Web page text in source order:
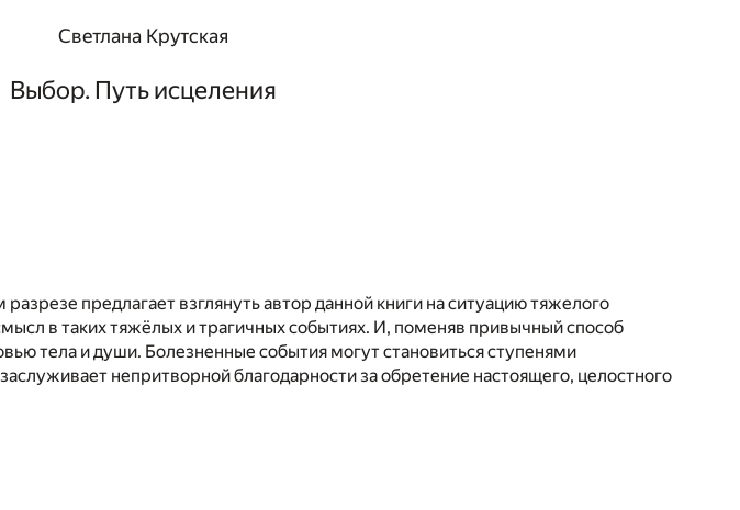
Светлана Крутская
Выбор. Путь исцеления
предлагает взглянуть автор данной книги на ситуацию тяжелого
в таких тяжёлых и трагичных событиях. И, поменяв привычный способ
тела и души. Болезненные события могут становиться ступенями
непритворной благодарности за обретение настоящего, целостного